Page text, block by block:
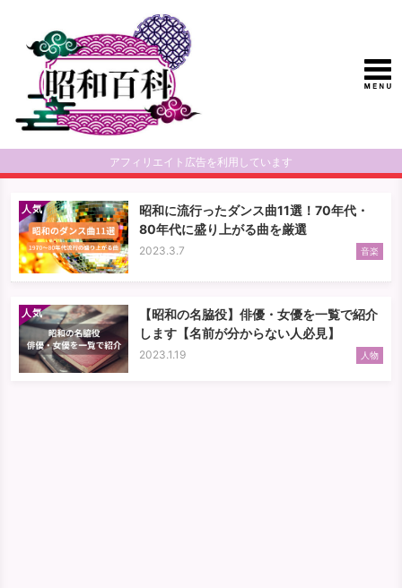
アフィリエイト広告を利用しています
人気
昭和に流行ったダンス曲11選！70年代・
80年代に盛り上がる曲を厳選
2023.3.7 音楽
人気
【昭和の名脇役】俳優・女優を一覧で紹介
します【名前が分からない人必見】
2023.1.19 人物